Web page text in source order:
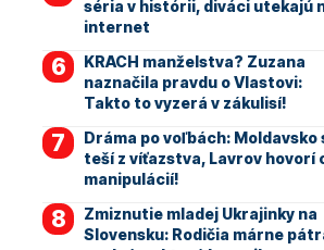
séria v histórii, diváci utekajú
internet
KRACH manželstva? Zuzana
naznačila pravdu o Vlastovi:
Takto to vyzerá v zákulisí!
Dráma po voľbách: Moldavsko
teší z víťazstva, Lavrov hovorí
manipulácií!
Zmiznutie mladej Ukrajinky na
Slovensku: Rodičia márne